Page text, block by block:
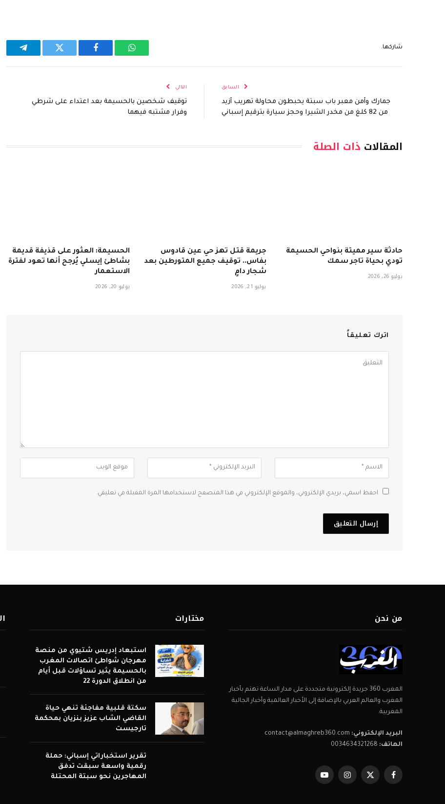
شاركها.
واتساب فيسبوك تويتر تيلقرام
السابق
جمارك وأمن معبر باب سبتة يحبطون محاولة تهريب أزيد
من 82 كلغ من مخدر الشيرا وحجز سيارة بترقيم إسباني
التالي
توقيف شخصين بالحسيمة بعد اعتداء على شرطي
وفرار مشتبه فيهما
المقالات ذات الصلة
حادثة سير مميتة بنواحي الحسيمة
تودي بحياة تاجر سمك
يوليو 26, 2026
جريمة قتل تهز حي عين قادوس
بفاس.. توقيف جميع المتورطين بعد
شجار دامٍ
يوليو 21, 2026
الحسيمة: العثور على قذيفة قديمة
بشاطئ إيسلي يُرجح أنها تعود لفترة
الاستعمار
يوليو 20, 2026
اترك تعليقاً
احفظ اسمي، بريدي الإلكتروني، والموقع الإلكتروني في هذا المتصفح لاستخدامها المرة المقبلة في تعليقي.
من نحن
المغرب 360 جريدة إلكترونية متجددة على مدار الساعة تهتم بأخبار
المغرب والعالم العربي بالإضافة إلى الأخبار العالمية وأخبار الجالية
المغربية.
البريد الإلكتروني:
الهاتف:
فيسبوكX
الانستغراميوتيوب
مختارات
استبعاد إدريس شتيوي من منصة
مهرجان شواطئ اتصالات المغرب
بالحسيمة يثير تساؤلات قبل أيام
من انطلاق الدورة 22
سكتة قلبية مفاجئة تنهي حياة
القاضي الشاب عزيز بنزيان بمحكمة
تارجيست
تقرير استخباراتي إسباني: حملة
رقمية واسعة سبقت تدفق
المهاجرين نحو سبتة المحتلة